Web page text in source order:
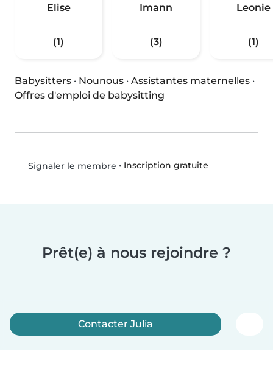
Elise
(1)
Imann
(3)
Leonie
(1)
Babysitters · Nounous · Assistantes maternelles ·
Offres d'emploi de babysitting
Signaler le membre • Inscription gratuite
Prêt(e) à nous rejoindre ?
Contacter Julia